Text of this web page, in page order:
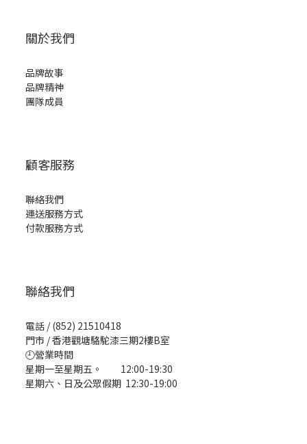
關於我們
品牌故事
品牌精神
團隊成員
顧客服務
聯絡我們
運送服務方式
付款服務方式
聯絡我們
電話 / (852) 21510418
門市 / 香港觀塘駱駝漆三期2樓B室
🕘營業時間
星期一至星期五。 12:00-19:30
星期六、日及公眾假期 12:30-19:00